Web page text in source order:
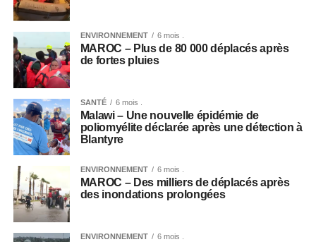
ENVIRONNEMENT 6 mois .
MAROC – Plus de 80 000 déplacés après
de fortes pluies
SANTÉ 6 mois .
Malawi – Une nouvelle épidémie de
poliomyélite déclarée après une détection à
Blantyre
ENVIRONNEMENT 6 mois .
MAROC – Des milliers de déplacés après
des inondations prolongées
ENVIRONNEMENT 6 mois .